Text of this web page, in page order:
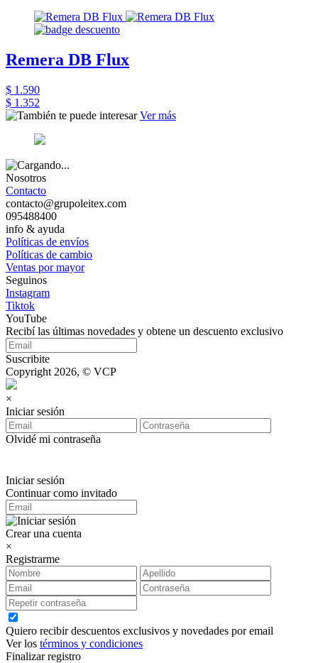
Remera DB Flux
$ 1.590
$ 1.352
Ver más
Nosotros
Contacto
contacto@grupoleitex.com
095488400
info & ayuda
Políticas de envíos
Políticas de cambio
Ventas por mayor
Seguinos
Instagram
Tiktok
YouTube
Recibí las últimas novedades y obtene un descuento exclusivo
Suscribite
Copyright 2026, © VCP
×
Iniciar sesión
Olvidé mi contraseña
Iniciar sesión
Continuar como invitado
Crear una cuenta
×
Registrarme
Quiero recibir descuentos exclusivos y novedades por email
Ver los términos y condiciones
Finalizar registro